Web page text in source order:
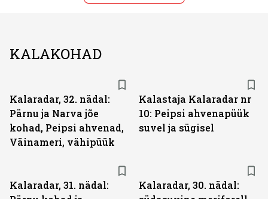
KALAKOHAD
Kalaradar, 32. nädal:
Pärnu ja Narva jõe
kohad, Peipsi ahvenad,
Väinameri, vähipüük
Kalastaja Kalaradar nr
10: Peipsi ahvenapüük
suvel ja sügisel
Kalaradar, 31. nädal:
Kalaradar, 30. nädal: